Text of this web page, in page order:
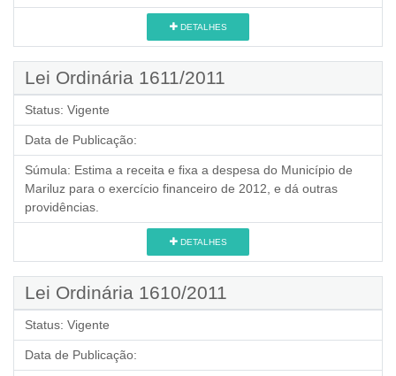
DETALHES
Lei Ordinária 1611/2011
Status: Vigente
Data de Publicação:
Súmula: Estima a receita e fixa a despesa do Município de
Mariluz para o exercício financeiro de 2012, e dá outras
providências.
DETALHES
Lei Ordinária 1610/2011
Status: Vigente
Data de Publicação: